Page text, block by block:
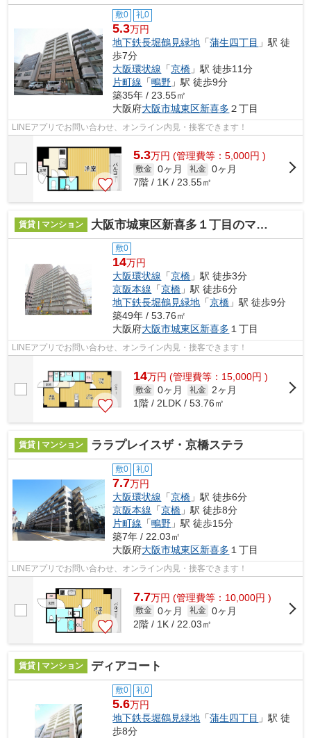
敷0 礼0
5.3万円
地下鉄長堀鶴見緑地 「蒲生四丁目 」駅 徒
歩7分
大阪環状線 「京橋 」駅 徒歩11分
片町線 「鴫野 」駅 徒歩9分
築35年 / 23.55㎡
大阪府大阪市城東区新喜多 ２丁目
LINEアプリでお問い合わせ、オンライン内見・接客できます！
5.3万円 (管理費等：5,000円 )
敷金 0ヶ月 礼金 0ヶ月
7階 / 1K / 23.55㎡
賃貸 | マンション 大阪市城東区新喜多１丁目のマンション
敷0
14万円
大阪環状線 「京橋 」駅 徒歩3分
京阪本線 「京橋 」駅 徒歩6分
地下鉄長堀鶴見緑地 「京橋 」駅 徒歩9分
築49年 / 53.76㎡
大阪府大阪市城東区新喜多 １丁目
LINEアプリでお問い合わせ、オンライン内見・接客できます！
14万円 (管理費等：15,000円 )
敷金 0ヶ月 礼金
2ヶ月
1階 / 2LDK / 53.76㎡
賃貸 | マンション ララプレイスザ・京橋ステラ
敷0 礼0
7.7万円
大阪環状線 「京橋 」駅 徒歩6分
京阪本線 「京橋 」駅 徒歩8分
片町線 「鴫野 」駅 徒歩15分
築7年 / 22.03㎡
大阪府大阪市城東区新喜多 １丁目
LINEアプリでお問い合わせ、オンライン内見・接客できます！
7.7万円 (管理費等：10,000円 )
敷金 0ヶ月 礼金 0ヶ月
2階 / 1K / 22.03㎡
賃貸 | マンション ディアコート
敷0 礼0
5.6万円
地下鉄長堀鶴見緑地 「蒲生四丁目 」駅 徒
歩8分